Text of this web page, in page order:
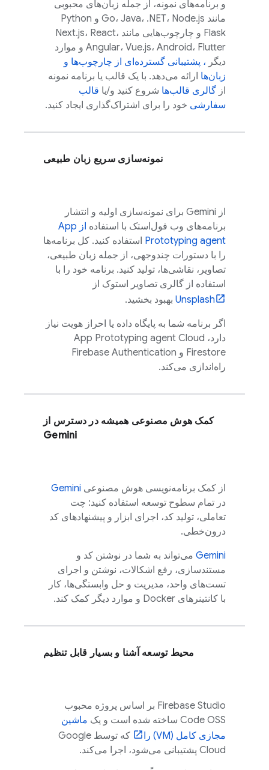
و برنامه‌های نمونه، از جمله زبان‌های محبوبی
مانند Go، Java، .NET، Node.js و Python
Flask و چارچوب‌هایی مانند Next.js، React،
Angular، Vue.js، Android، Flutter و موارد
دیگر ، پشتیبانی گسترده‌ای از چارچوب‌ها و
زبان‌ها ارائه می‌دهد. با یک قالب یا برنامه نمونه
از گالری قالب‌ها شروع کنید و/یا قالب
سفارشی خود را برای اشتراک‌گذاری ایجاد کنید.
نمونه‌سازی سریع زبان طبیعی
از Gemini برای نمونه‌سازی اولیه و انتشار
برنامه‌های وب فول‌استک با استفاده از App
Prototyping agent استفاده کنید. کل برنامه‌ها
را با دستورات چندوجهی، از جمله زبان طبیعی،
تصاویر، نقاشی‌ها، تولید کنید. برنامه خود را با
استفاده از گالری تصاویر استوک از
Unsplash بهبود بخشید.
اگر برنامه شما به پایگاه داده یا احراز هویت نیاز
دارد،
App Prototyping agent Cloud
Firestore و Firebase Authentication
راه‌اندازی می‌کند.
کمک هوش مصنوعی همیشه در دسترس از
Gemini
از کمک برنامه‌نویسی هوش مصنوعی Gemini
در تمام سطوح توسعه استفاده کنید: چت
تعاملی، تولید کد، اجرای ابزار و پیشنهادهای کد
درون‌خطی.
Gemini می‌تواند به شما در نوشتن کد و
مستندسازی، رفع اشکالات، نوشتن و اجرای
تست‌های واحد، مدیریت و حل وابستگی‌ها، کار
با کانتینرهای Docker و موارد دیگر کمک کند.
محیط توسعه آشنا و بسیار قابل تنظیم
Firebase Studio بر اساس پروژه محبوب
Code OSS ساخته شده است و یک ماشین
مجازی کامل (VM) را
که توسط Google
Cloud پشتیبانی می‌شود، اجرا می‌کند.